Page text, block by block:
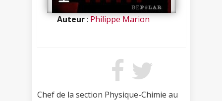
Auteur:Philippe Marion
Chef de la section Physique-Chimie au